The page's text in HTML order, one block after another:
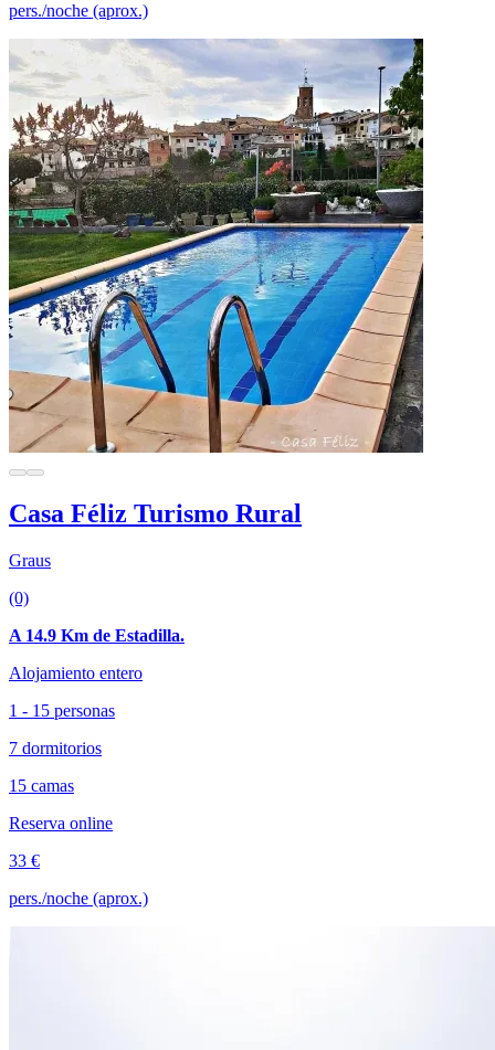
pers./noche (aprox.)
Casa Féliz Turismo Rural
Graus
(0)
A 14.9 Km de Estadilla.
Alojamiento entero
1 - 15 personas
7 dormitorios
15 camas
Reserva online
33 €
pers./noche (aprox.)